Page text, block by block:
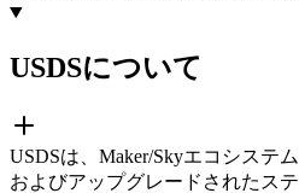
USDSについて
USDSは、Maker/Skyエコシステ
およびアップグレードされたス